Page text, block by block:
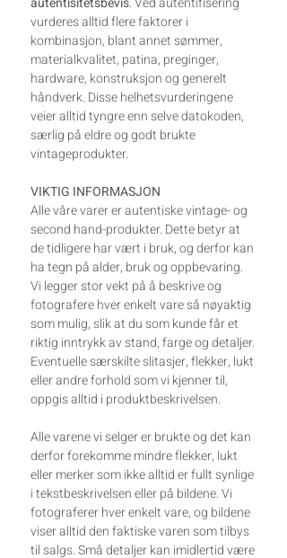
vurderes alltid flere faktorer i
kombinasjon, blant annet sømmer,
materialkvalitet, patina, preginger,
hardware, konstruksjon og generelt
håndverk. Disse helhetsvurderingene
veier alltid tyngre enn selve datokoden,
særlig på eldre og godt brukte
vintageprodukter.
VIKTIG INFORMASJON
Alle våre varer er autentiske vintage- og
second hand-produkter. Dette betyr at
de tidligere har vært i bruk, og derfor kan
ha tegn på alder, bruk og oppbevaring.
Vi legger stor vekt på å beskrive og
fotografere hver enkelt vare så nøyaktig
som mulig, slik at du som kunde får et
riktig inntrykk av stand, farge og detaljer.
Eventuelle særskilte slitasjer, flekker, lukt
eller andre forhold som vi kjenner til,
oppgis alltid i produktbeskrivelsen.
Alle varene vi selger er brukte og det kan
derfor forekomme mindre flekker, lukt
eller merker som ikke alltid er fullt synlige
i tekstbeskrivelsen eller på bildene. Vi
fotograferer hver enkelt vare, og bildene
viser alltid den faktiske varen som tilbys
til salgs. Små detaljer kan imidlertid være